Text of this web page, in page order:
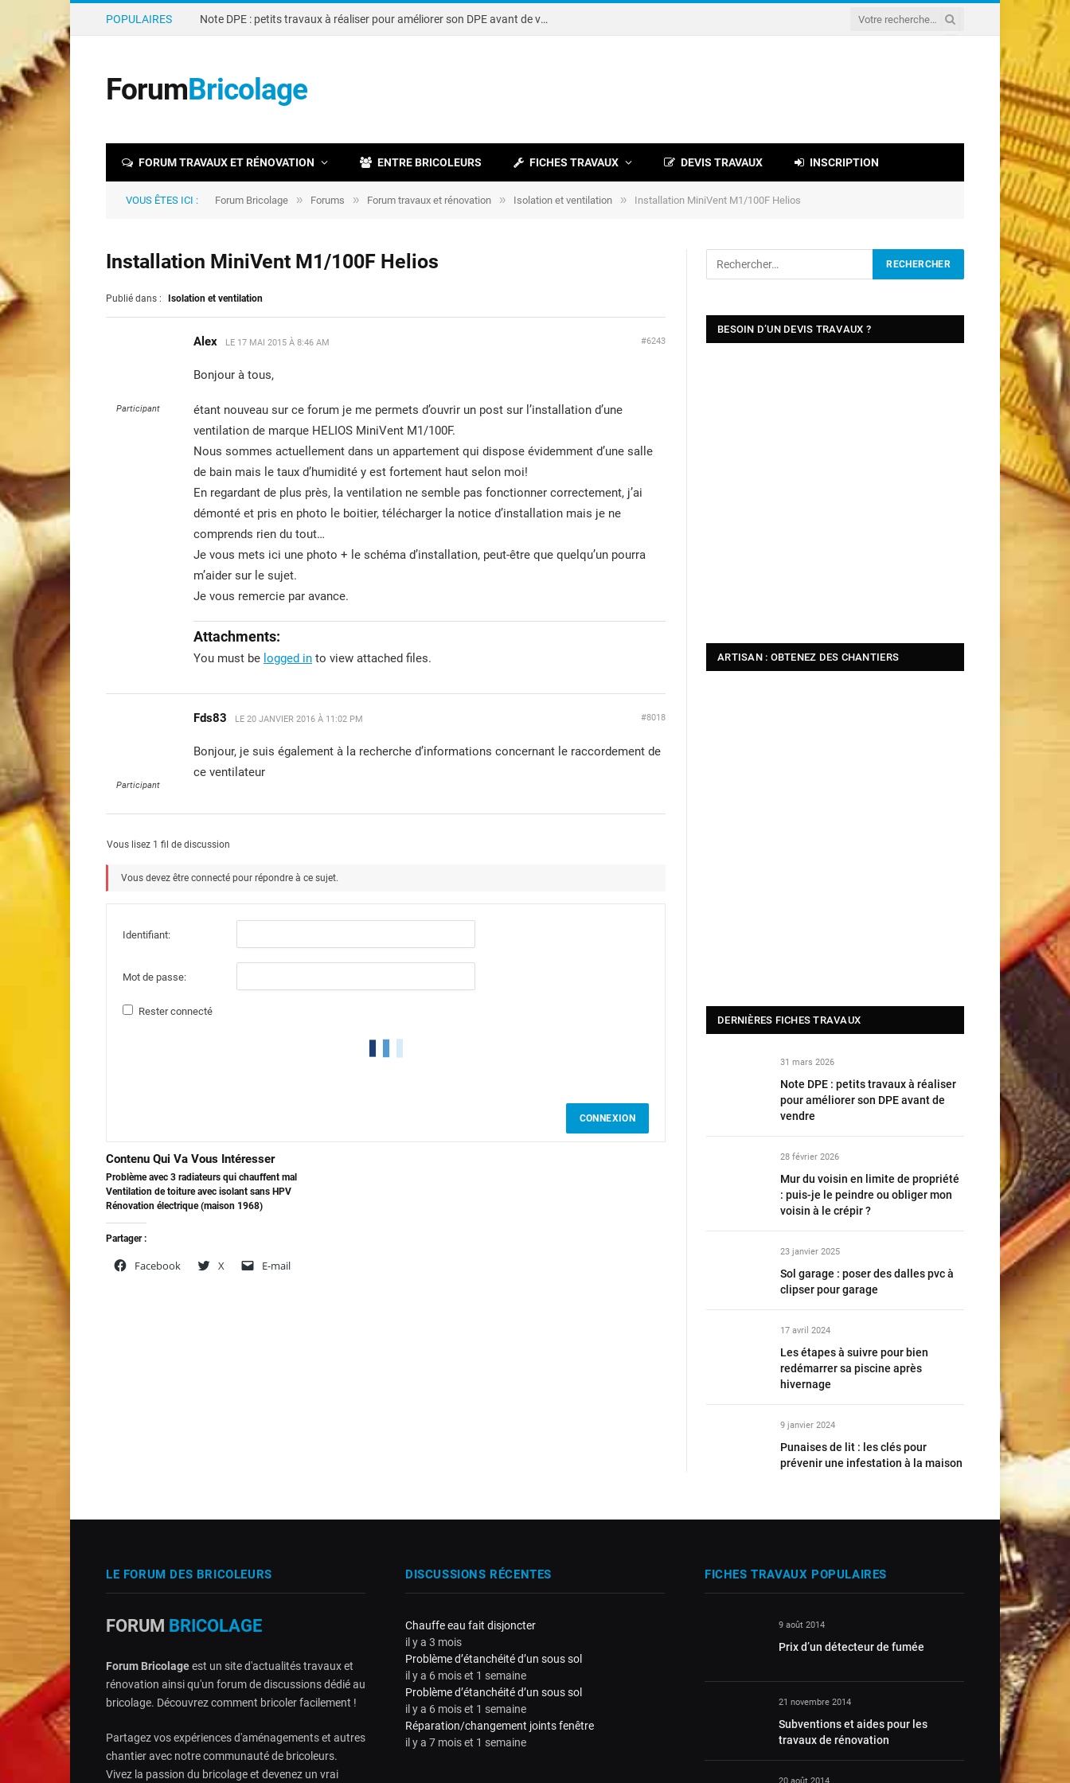
POPULAIRES Note DPE : petits travaux à réaliser pour améliorer son DPE avant de vendre
ForumBricolage
FORUM TRAVAUX ET RÉNOVATION ENTRE BRICOLEURS FICHES TRAVAUX DEVIS TRAVAUX INSCRIPTION
VOUS ÊTES ICI : Forum Bricolage » Forums » Forum travaux et rénovation » Isolation et ventilation » Installation MiniVent M1/100F Helios
Installation MiniVent M1/100F Helios
Publié dans : Isolation et ventilation
Participant
Alex LE 17 MAI 2015 À 8:46 AM #6243
Bonjour à tous,
étant nouveau sur ce forum je me permets d’ouvrir un post sur l’installation d’une
ventilation de marque HELIOS MiniVent M1/100F.
Nous sommes actuellement dans un appartement qui dispose évidemment d’une salle
de bain mais le taux d’humidité y est fortement haut selon moi!
En regardant de plus près, la ventilation ne semble pas fonctionner correctement, j’ai
démonté et pris en photo le boitier, télécharger la notice d’installation mais je ne
comprends rien du tout…
Je vous mets ici une photo + le schéma d’installation, peut-être que quelqu’un pourra
m’aider sur le sujet.
Je vous remercie par avance.
Attachments:
You must be logged in to view attached files.
Participant
Fds83 LE 20 JANVIER 2016 À 11:02 PM #8018
Bonjour, je suis également à la recherche d’informations concernant le raccordement de
ce ventilateur
Vous lisez 1 fil de discussion
Vous devez être connecté pour répondre à ce sujet.
Identifiant:
Mot de passe:
Rester connecté
CONNEXION
Contenu Qui Va Vous Intéresser
Problème avec 3 radiateurs qui chauffent mal
Ventilation de toiture avec isolant sans HPV
Rénovation électrique (maison 1968)
Partager :
Facebook X E-mail
BESOIN D’UN DEVIS TRAVAUX ?
ARTISAN : OBTENEZ DES CHANTIERS
DERNIÈRES FICHES TRAVAUX
31 mars 2026
Note DPE : petits travaux à réaliser
pour améliorer son DPE avant de
vendre
28 février 2026
Mur du voisin en limite de propriété
: puis-je le peindre ou obliger mon
voisin à le crépir ?
23 janvier 2025
Sol garage : poser des dalles pvc à
clipser pour garage
17 avril 2024
Les étapes à suivre pour bien
redémarrer sa piscine après
hivernage
9 janvier 2024
Punaises de lit : les clés pour
prévenir une infestation à la maison
LE FORUM DES BRICOLEURS
FORUM BRICOLAGE
Forum Bricolageest un site d'actualités travaux et
rénovation ainsi qu'un forum de discussions dédié au
bricolage. Découvrez comment bricoler facilement !
Partagez vos expériences d'aménagements et autres
chantier avec notre communauté de bricoleurs.
Vivez la passion du bricolage et devenez un vrai
DISCUSSIONS RÉCENTES
Chauffe eau fait disjoncter
il y a 3 mois
Problème d’étanchéité d’un sous sol
il y a 6 mois et 1 semaine
Problème d’étanchéité d’un sous sol
il y a 6 mois et 1 semaine
Réparation/changement joints fenêtre
il y a 7 mois et 1 semaine
FICHES TRAVAUX POPULAIRES
9 août 2014
Prix d’un détecteur de fumée
21 novembre 2014
Subventions et aides pour les
travaux de rénovation